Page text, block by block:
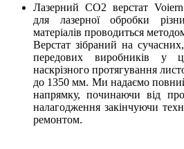
Лазерний CO2 верстат
для лазерної обробки
матеріалів проводиться
Верстат зібраний на
передових виробників у
наскрізного протягування
до 1350 мм. Ми надаємо
напрямку, починаючи від
налагодження закінчуючи
ремонтом.